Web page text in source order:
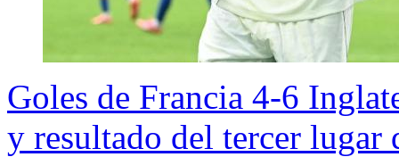
Goles de Francia 4-6
y resultado del tercer